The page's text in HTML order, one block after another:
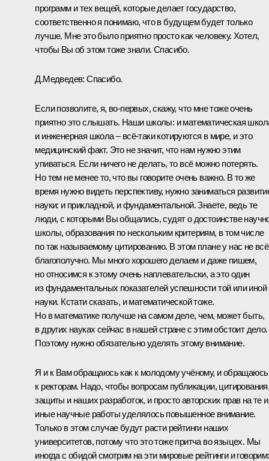
программ и тех вещей, которые делает государство,
соответственно я понимаю, что в будущем будет только
лучше. Мне это было приятно просто как человеку. Хотел,
чтобы Вы об этом тоже знали. Спасибо.
Д.Медведев:Спасибо.
Если позволите, я, во‑первых, скажу, что мне тоже очень
приятно это слышать. Наши школы: и математическая
и инженерная школа – всё‑таки котируются в мире, и это
медицинский факт. Это не значит, что нам нужно этим
упиваться. Если ничего не делать, то всё можно потерять.
Но тем не менее то, что вы говорите очень важно. В то же
время нужно видеть перспективу, нужно заниматься
науки: и прикладной, и фундаментальной. Знаете, ведь те
люди, с которыми Вы общались, судят о достоинстве
школы, образования по нескольким критериям, в том числе
по так называемому цитированию. В этом плане у нас не всё
благополучно. Мы много хорошего делаем и даже пишем,
но относимся к этому очень наплевательски, а это один
из фундаментальных показателей успешности той или иной
науки. Кстати сказать, и математической тоже.
Но в математике получше на самом деле, чем, может быть,
в других науках сейчас в нашей стране с этим обстоит дело.
Поэтому нужно обязательно уделять этому внимание.
Я и к Вам обращаюсь как к молодому учёному, и обращаюсь
к ректорам. Надо, чтобы вопросам публикации,
защиты и наших разработок, и просто авторских прав на те
иные научные работы уделялось повышенное внимание.
Только в этом случае будут расти рейтинги наших
университетов, потому что это тоже притча во языцех. Мы
иногда с обидой смотрим на эти мировые рейтинги и говорим: